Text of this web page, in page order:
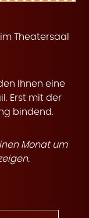
Theatersaal
Ihnen eine
Erst mit der
bindend.
Monat um